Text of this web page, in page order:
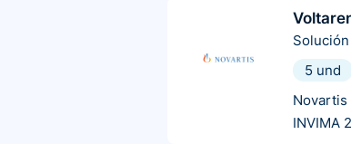
5 und
Novartis
INVIMA